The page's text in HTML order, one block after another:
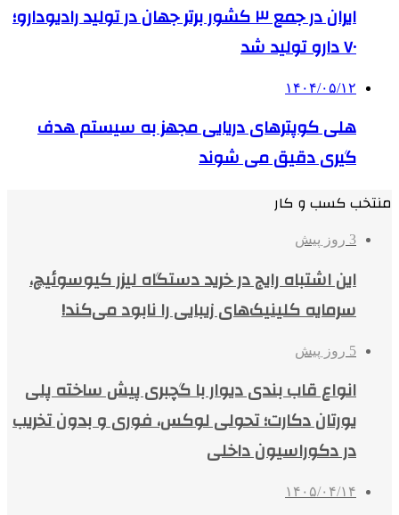
ایران در جمع ۳ کشور برتر جهان در تولید رادیودارو؛
۷۰ دارو تولید شد
۱۴۰۴/۰۵/۱۲
هلی کوپترهای دریایی مجهز به سیستم هدف
گیری دقیق می شوند
منتخب کسب و کار
3 روز پیش
این اشتباه رایج در خرید دستگاه لیزر کیوسوئیچ،
سرمایه کلینیک‌های زیبایی را نابود می‌کند!
5 روز پیش
انواع قاب بندی دیوار با گچبری پیش ساخته پلی
یورتان دکارت؛ تحولی لوکس، فوری و بدون تخریب
در دکوراسیون داخلی
۱۴۰۵/۰۴/۱۴